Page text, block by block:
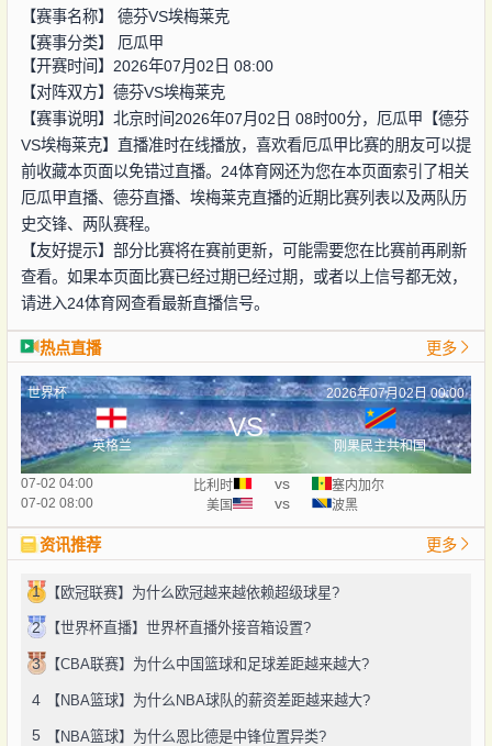
【赛事名称】 德芬VS埃梅莱克
【赛事分类】 厄瓜甲
【开赛时间】2026年07月02日 08:00
【对阵双方】 德芬VS埃梅莱克
【赛事说明】北京时间2026年07月02日 08时00分，厄瓜甲【德芬
VS埃梅莱克】直播准时在线播放，喜欢看厄瓜甲比赛的朋友可以提
前收藏本页面以免错过直播。24体育网还为您在本页面索引了相关
厄瓜甲直播、德芬直播、埃梅莱克直播的近期比赛列表以及两队历
史交锋、两队赛程。
【友好提示】部分比赛将在赛前更新，可能需要您在比赛前再刷新
查看。如果本页面比赛已经过期已经过期，或者以上信号都无效，
请进入24体育网查看最新直播信号。
热点直播 更多
世界杯 2026年07月02日 00:00
英格兰
VS
刚果民主共和国
07-02 04:00 比利时 vs
塞内加尔
07-02 08:00
美国 vs 波黑
资讯推荐 更多
1 【欧冠联赛】为什么欧冠越来越依赖超级球星?
2 【世界杯直播】世界杯直播外接音箱设置?
3 【CBA联赛】为什么中国篮球和足球差距越来越大?
4 【NBA篮球】为什么NBA球队的薪资差距越来越大?
5 【NBA篮球】为什么恩比德是中锋位置异类?